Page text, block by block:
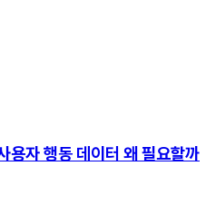
자 행동 데이터 왜 필요할까